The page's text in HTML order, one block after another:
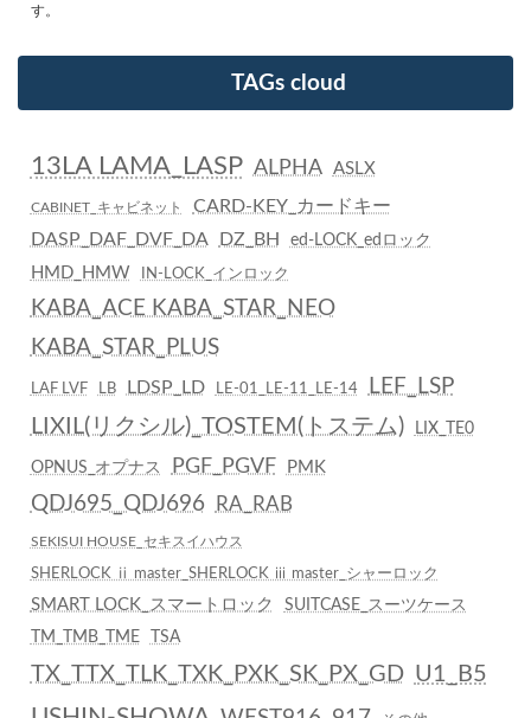
す。
TAGs cloud
13LA LAMA_LASP ALPHA ASLX
CABINET_キャビネット
CARD-KEY_カードキー
DASP_DAF_DVF_DA
DZ_BH ed-LOCK_edロック
HMD_HMW IN-LOCK_インロック
KABA_ACE KABA_STAR_NEO
KABA_STAR_PLUS
LAF LVF LB LDSP_LD LE-01_LE-11_LE-14 LEF_LSP
LIXIL(リクシル)_TOSTEM(トステム) LIX_TE0
OPNUS_オプナス PGF_PGVF PMK
QDJ695_QDJ696 RA_RAB
SEKISUI HOUSE_セキスイハウス
SHERLOCK ⅱ master_SHERLOCK ⅲ master_シャーロック
SMART LOCK_スマートロック
SUITCASE_スーツケース
TM_TMB_TME
TSA
TX_TTX_TLK_TXK_PXK_SK_PX_GD U1_B5